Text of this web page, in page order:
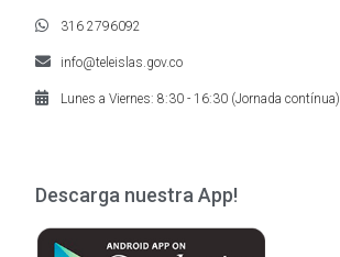
316 2796092
info@teleislas.gov.co
Lunes a Viernes: 8:30 - 16:30 (Jornada contínua)
Descarga nuestra App!